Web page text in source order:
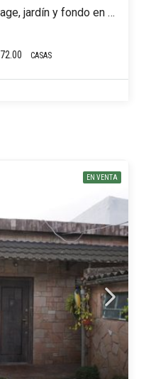
Casa 2 dormitorios con garage, jardín y fondo en Peñarol (solar de 462 m2)
72.00 CASAS
EN VENTA